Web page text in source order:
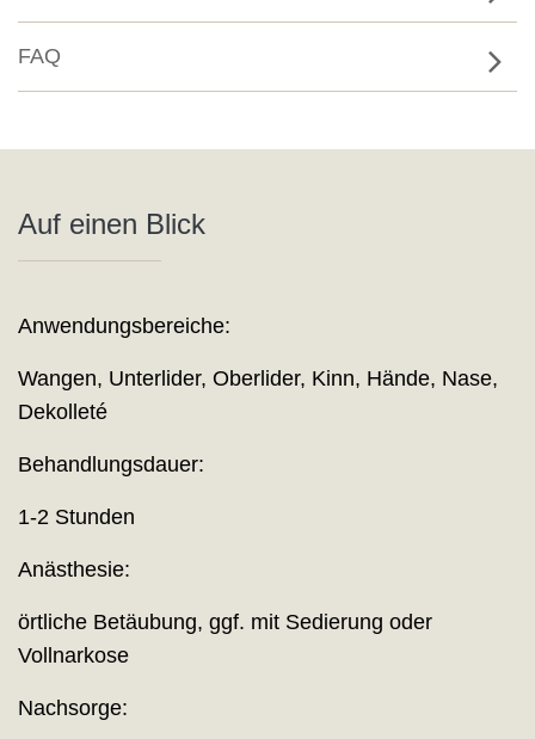
FAQ
Auf einen Blick
Anwendungsbereiche:
Wangen, Unterlider, Oberlider, Kinn, Hände, Nase,
Dekolleté
Behandlungsdauer:
1-2 Stunden
Anästhesie:
örtliche Betäubung, ggf. mit Sedierung oder
Vollnarkose
Nachsorge: